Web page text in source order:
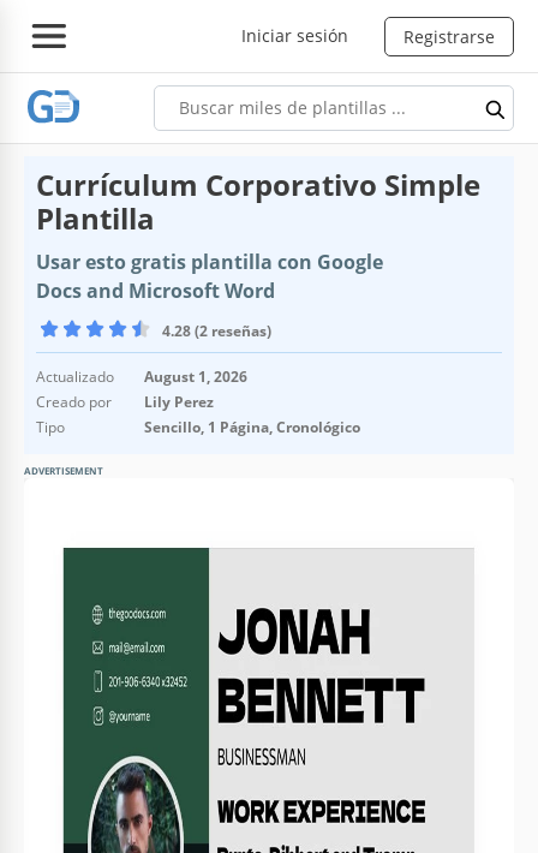
Iniciar sesión Registrarse
Currículum Corporativo Simple
Plantilla
Usar esto gratis plantilla con Google
Docs and Microsoft Word
4.28 (2 reseñas)
Actualizado
August 1, 2026
Creado por
Lily Perez
Tipo
Sencillo, 1 Página, Cronológico
ADVERTISEMENT